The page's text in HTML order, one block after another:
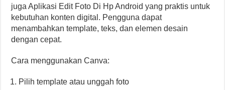
juga Aplikasi Edit Foto Di Hp Android yang praktis untuk
kebutuhan konten digital. Pengguna dapat
menambahkan template, teks, dan elemen desain
dengan cepat.
Cara menggunakan Canva:
Pilih template atau unggah foto